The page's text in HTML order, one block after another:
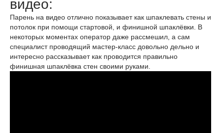
видео:
Парень на видео отлично показывает как шпаклевать стены и
потолок при помощи стартовой, и финишной шпаклёвки. В
некоторых моментах оператор даже рассмешил, а сам
специалист проводящий мастер-класс довольно дельно и
интересно рассказывает как проводится правильно
финишная шпаклёвка стен своими руками.